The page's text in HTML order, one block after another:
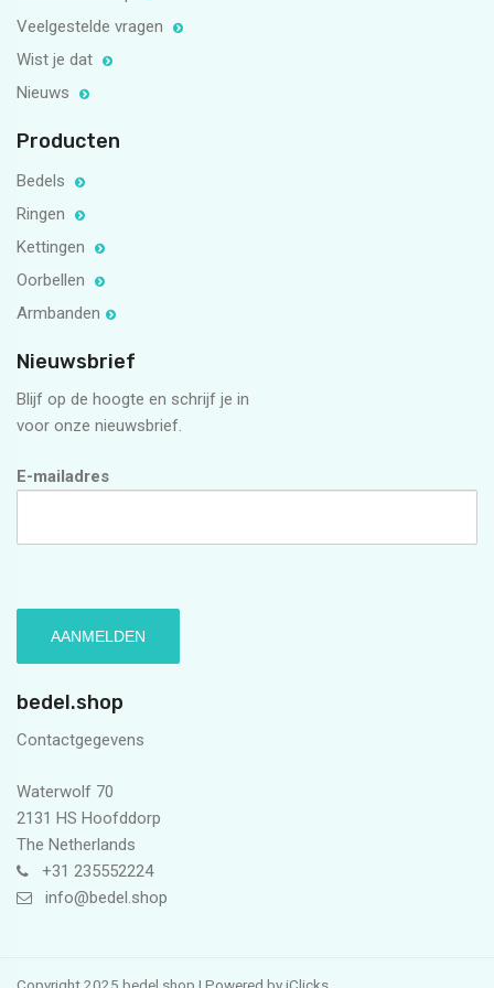
Veelgestelde vragen
Wist je dat
Nieuws
Producten
Bedels
Ringen
Kettingen
Oorbellen
Armbanden
Nieuwsbrief
Blijf op de hoogte en schrijf je in
voor onze nieuwsbrief.
E-mailadres
bedel.shop
Contactgegevens
Waterwolf 70
2131 HS Hoofddorp
The Netherlands
+31 235552224
info@bedel.shop